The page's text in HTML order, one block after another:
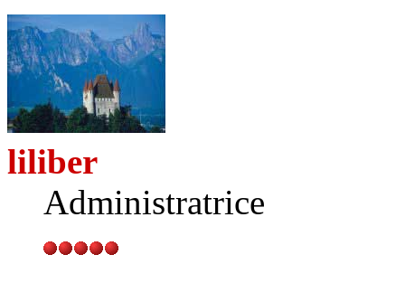
liliber
Administratrice